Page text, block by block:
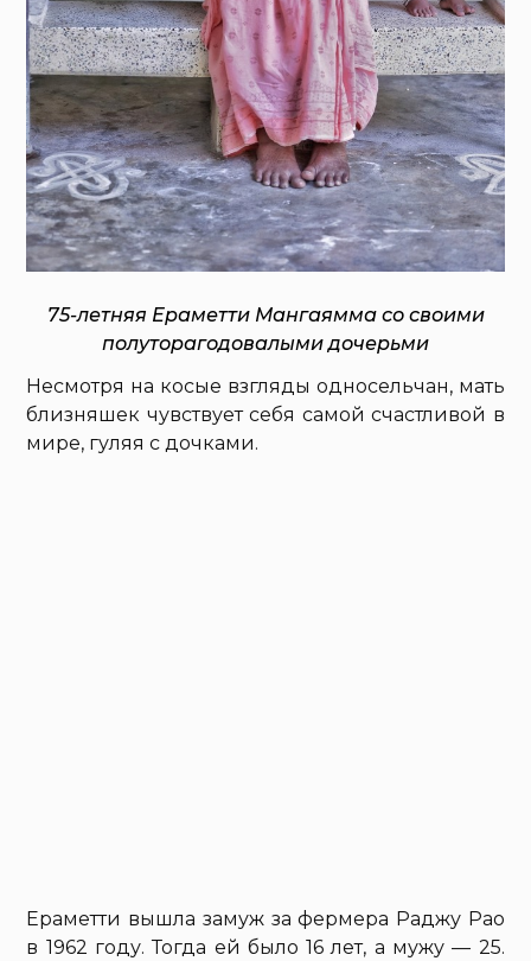
75-летняя Ераметти Мангаямма со своими
полуторагодовалыми дочерьми
Несмотря на косые взгляды односельчан, мать
близняшек чувствует себя самой счастливой в
мире, гуляя с дочками.
Ераметти вышла замуж за фермера Раджу Рао
в 1962 году. Тогда ей было 16 лет, а мужу — 25.